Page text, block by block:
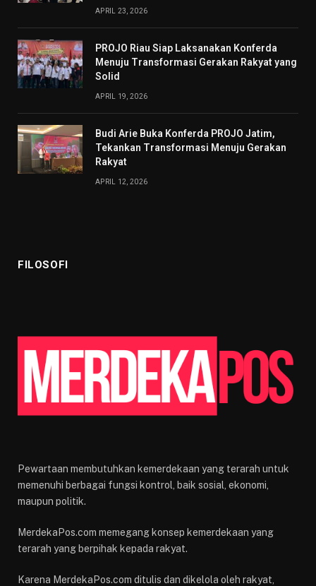
APRIL 23, 2026
PROJO Riau Siap Laksanakan Konferda
Menuju Transformasi Gerakan Rakyat yang
Solid
APRIL 19, 2026
Budi Arie Buka Konferda PROJO Jatim,
Tekankan Transformasi Menuju Gerakan
Rakyat
APRIL 12, 2026
FILOSOFI
Pewartaan membutuhkan kemerdekaan yang terarah untuk
memenuhi berbagai fungsi kontrol, baik sosial, ekonomi,
maupun politik.
MerdekaPos.com memegang konsep kemerdekaan yang
terarah yang berpihak kepada rakyat.
Karena MerdekaPos.com ditulis dan dikelola oleh rakyat,